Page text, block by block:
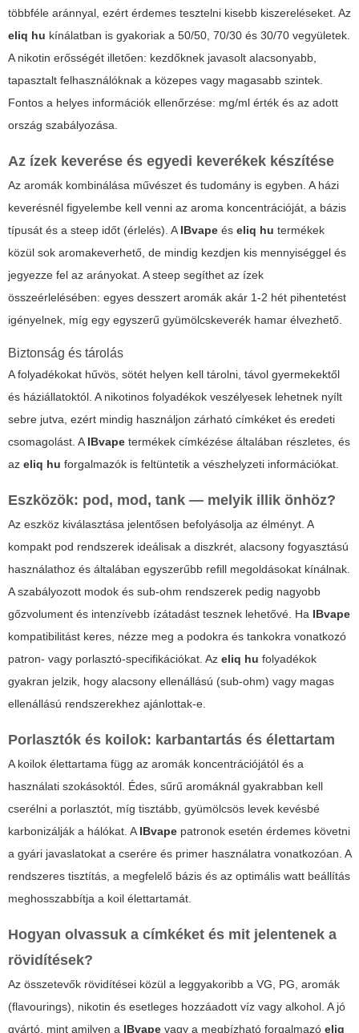
többféle aránnyal, ezért érdemes tesztelni kisebb kiszereléseket. Az
eliq hu kínálatban is gyakoriak a 50/50, 70/30 és 30/70 vegyületek.
A nikotin erősségét illetően: kezdőknek javasolt alacsonyabb,
tapasztalt felhasználóknak a közepes vagy magasabb szintek.
Fontos a helyes információk ellenőrzése: mg/ml érték és az adott
ország szabályozása.
Az ízek keverése és egyedi keverékek készítése
Az aromák kombinálása művészet és tudomány is egyben. A házi
keverésnél figyelembe kell venni az aroma koncentrációját, a bázis
típusát és a steep időt (érlelés). AIBvape és eliq hu termékek
közül sok aromakeverhető, de mindig kezdjen kis mennyiséggel és
jegyezze fel az arányokat. A steep segíthet az ízek
összeérlelésében: egyes desszert aromák akár 1-2 hét pihentetést
igényelnek, míg egy egyszerű gyümölcskeverék hamar élvezhető.
Biztonság és tárolás
A folyadékokat hűvös, sötét helyen kell tárolni, távol gyermekektől
és háziállatoktól. A nikotinos folyadékok veszélyesek lehetnek nyílt
sebre jutva, ezért mindig használjon zárható címkéket és eredeti
csomagolást. AIBvape termékek címkézése általában részletes, és
az eliq hu forgalmazók is feltüntetik a vészhelyzeti információkat.
Eszközök: pod, mod, tank — melyik illik önhöz?
Az eszköz kiválasztása jelentősen befolyásolja az élményt. A
kompakt pod rendszerek ideálisak a diszkrét, alacsony fogyasztású
használathoz és általában egyszerűbb refill megoldásokat kínálnak.
A szabályozott modok és sub-ohm rendszerek pedig nagyobb
gőzvolument és intenzívebb ízátadást tesznek lehetővé. Ha IBvape
kompatibilitást keres, nézze meg a podokra és tankokra vonatkozó
patron- vagy porlasztó-specifikációkat. Az eliq hu folyadékok
gyakran jelzik, hogy alacsony ellenállású (sub-ohm) vagy magas
ellenállású rendszerekhez ajánlottak-e.
Porlasztók és koilok: karbantartás és élettartam
A koilok élettartama függ az aromák koncentrációjától és a
használati szokásoktól. Édes, sűrű aromáknál gyakrabban kell
cserélni a porlasztót, míg tisztább, gyümölcsös levek kevésbé
karbonizálják a hálókat. AIBvape patronok esetén érdemes követni
a gyári javaslatokat a cserére és primer használatra vonatkozóan. A
rendszeres tisztítás, a megfelelő bázis és az optimális watt beállítás
meghosszabbítja a koil élettartamát.
Hogyan olvassuk a címkéket és mit jelentenek a
rövidítések?
Az összetevők rövidítései közül a leggyakoribb a VG, PG, aromák
(flavourings), nikotin és esetleges hozzáadott víz vagy alkohol. A jó
gyártó, mint amilyen a IBvape vagy a megbízható forgalmazó eliq